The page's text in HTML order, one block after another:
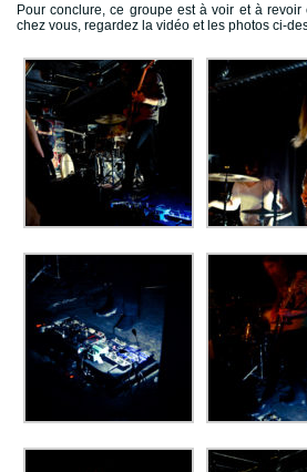
EatMusic Blog
Pour conclure, ce groupe est à voir et à
chez vous, regardez la vidéo et les photos ci-